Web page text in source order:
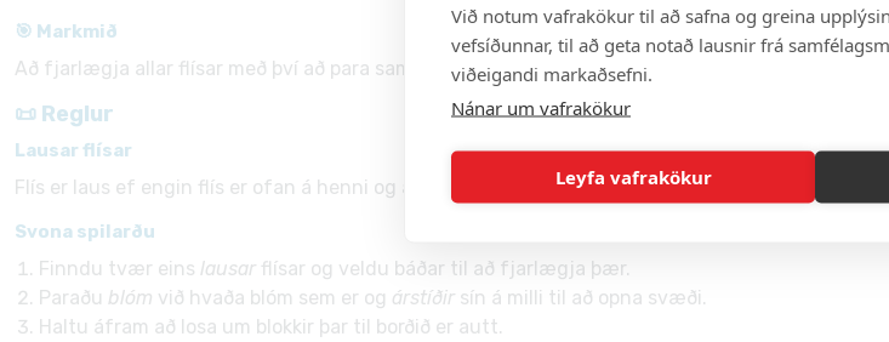
Við notum vafrakökur til að safna og greina
vefsíðunnar, til að geta notað lausnir frá
viðeigandi markaðsefni.
Nánar um vafrakökur
Leyfa vafrakökur
🎯 Markmið
Að fjarlægja allar flísar með því að para saman lausar flísar. Blóm og árstíðir má para innan eigin
📜 Reglur
Lausar flísar
Flís er laus ef engin flís er ofan á henni og að minnsta kosti ein hlið (vinstri eða hægri) er opin.
Svona spilarðu
Finndu tvær eins lausar flísar og veldu báðar til að fjarlægja þær.
Paraðu blóm við hvaða blóm sem er og árstíðir sín á milli til að opna svæði.
Haltu áfram að losa um blokkir þar til borðið er autt.